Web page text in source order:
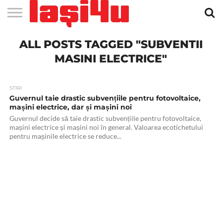
STIRI
APARTAMENTE
NOI IASI
STIRI
IASI
JOBS
IN
FILME
LA
CLUBURI /
DISCOTECI
BARURI /
CAFENELE
SALI DE
FORTA
SALOANE DE
INFRUMUSETARE
AGENTII
DE
RESTAURANTE
IN IASI
PIZZA
IN
PISCINA
IN IASI
FLORARII
RADIO
LIVE
SPALATORII
AUTO
TRACTARI
AUTO
TAXI
IN
CINEMA
TEATRU
HOTELURI
/
TEREN
SPORTIV
TEREN
TENIS
FARMACII
NON
COFFEE-
TO-GO
FIRME DE
PUBLICITATE
RENT
A
ALL POSTS TAGGED "SUBVENTII
MASINI ELECTRICE"
STIRI
Guvernul taie drastic subvențiile pentru fotovoltaice,
mașini electrice, dar și mașini noi
Guvernul decide să taie drastic subvențiile pentru fotovoltaice,
mașini electrice și mașini noi în general. Valoarea ecotichetului
pentru mașinile electrice se reduce...